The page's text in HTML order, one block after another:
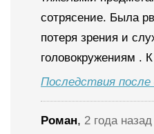
сотрясение. Была
потеря зрения и
головокружениям .
Последствия после
Роман, 2 года назад